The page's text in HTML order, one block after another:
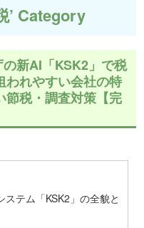
’ Category
新AI「KSK2」で税
われやすい会社の特
節税・調査対策【完
ステム「KSK2」の全貌と